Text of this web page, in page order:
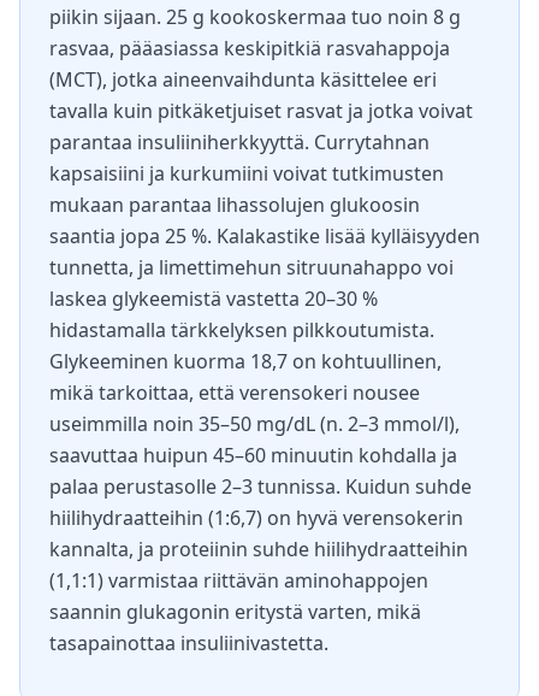
piikin sijaan. 25 g kookoskermaa tuo noin 8 g
rasvaa, pääasiassa keskipitkiä rasvahappoja
(MCT), jotka aineenvaihdunta käsittelee eri
tavalla kuin pitkäketjuiset rasvat ja jotka voivat
parantaa insuliiniherkkyyttä. Currytahnan
kapsaisiini ja kurkumiini voivat tutkimusten
mukaan parantaa lihassolujen glukoosin
saantia jopa 25 %. Kalakastike lisää kylläisyyden
tunnetta, ja limettimehun sitruunahappo voi
laskea glykeemistä vastetta 20–30 %
hidastamalla tärkkelyksen pilkkoutumista.
Glykeeminen kuorma 18,7 on kohtuullinen,
mikä tarkoittaa, että verensokeri nousee
useimmilla noin 35–50 mg/dL (n. 2–3 mmol/l),
saavuttaa huipun 45–60 minuutin kohdalla ja
palaa perustasolle 2–3 tunnissa. Kuidun suhde
hiilihydraatteihin (1:6,7) on hyvä verensokerin
kannalta, ja proteiinin suhde hiilihydraatteihin
(1,1:1) varmistaa riittävän aminohappojen
saannin glukagonin eritystä varten, mikä
tasapainottaa insuliinivastetta.